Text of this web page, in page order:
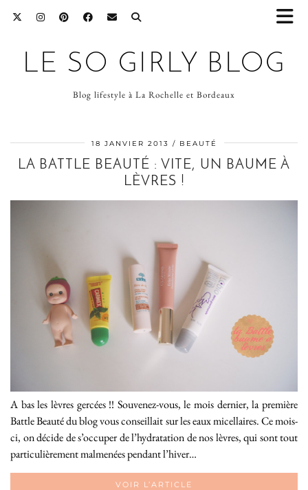
LE SO GIRLY BLOG
Blog lifestyle à La Rochelle et Bordeaux
18 JANVIER 2013 BEAUTÉ
LA BATTLE BEAUTÉ : VITE, UN BAUME À
LÈVRES !
A bas les lèvres gercées !! Souvenez-vous, le mois dernier, la première
Battle Beauté du blog vous conseillait sur les eaux micellaires. Ce mois-
ci, on décide de s’occuper de l’hydratation de nos lèvres, qui sont tout
particulièrement malmenées pendant l’hiver…
VOIR L’ARTICLE